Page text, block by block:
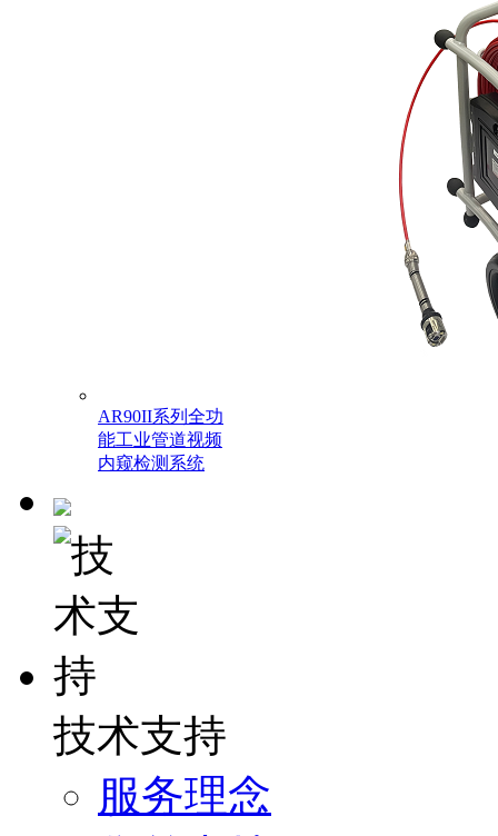
AR90II系列全功
能工业管道视频
内窥检测系统
技术支持
服务理念